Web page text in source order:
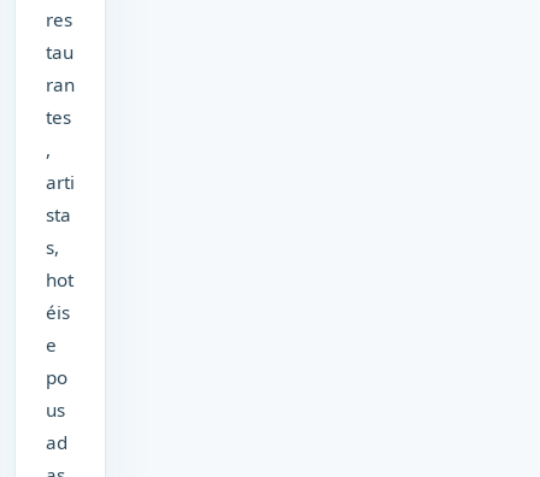
res
tau
ran
tes
,
arti
sta
s,
hot
éis
e
po
us
ad